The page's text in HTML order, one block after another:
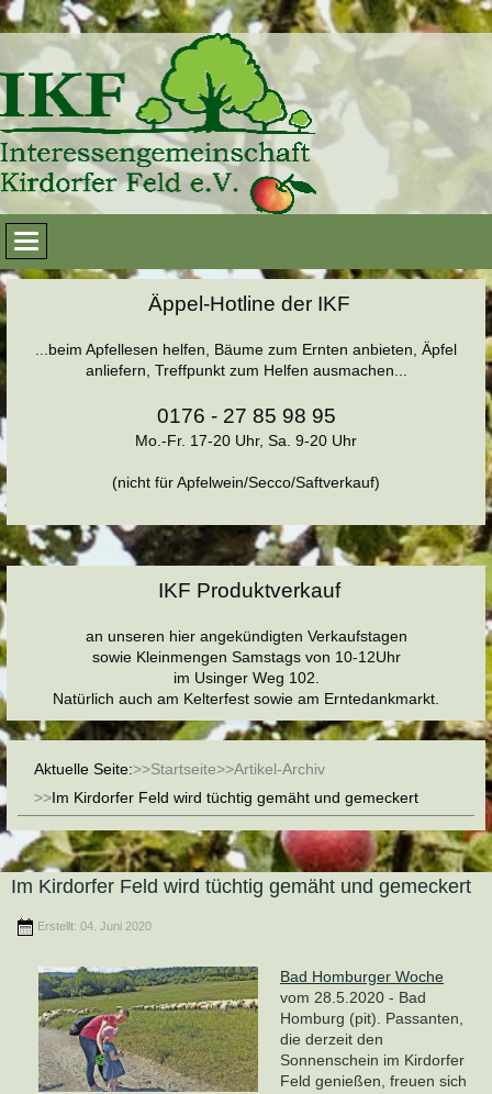
Äppel-Hotline der IKF
...beim Apfellesen helfen, Bäume zum Ernten anbieten, Äpfel
anliefern, Treffpunkt zum Helfen ausmachen...
0176 - 27 85 98 95
Mo.-Fr. 17-20 Uhr, Sa. 9-20 Uhr
(nicht für Apfelwein/Secco/Saftverkauf)
IKF Produktverkauf
an unseren hier angekündigten Verkaufstagen
sowie Kleinmengen Samstags von 10-12Uhr
im Usinger Weg 102.
Natürlich auch am Kelterfest sowie am Erntedankmarkt.
Aktuelle Seite: Startseite
Artikel-Archiv
Im Kirdorfer Feld wird tüchtig gemäht und gemeckert
Im Kirdorfer Feld wird tüchtig gemäht und gemeckert
Erstellt: 04. Juni 2020
Bad Homburger Woche
vom 28.5.2020 - Bad
Homburg (pit). Passanten,
die derzeit den
Sonnenschein im Kirdorfer
Feld genießen, freuen sich